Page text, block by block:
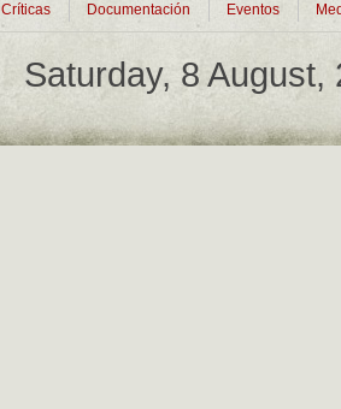
Críticas Documentación Eventos
Saturday, 8